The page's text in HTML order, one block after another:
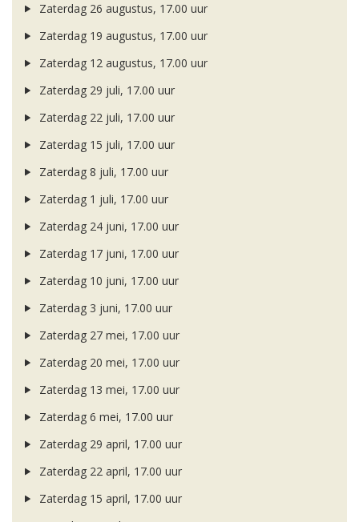
Zaterdag 26 augustus, 17.00 uur
Zaterdag 19 augustus, 17.00 uur
Zaterdag 12 augustus, 17.00 uur
Zaterdag 29 juli, 17.00 uur
Zaterdag 22 juli, 17.00 uur
Zaterdag 15 juli, 17.00 uur
Zaterdag 8 juli, 17.00 uur
Zaterdag 1 juli, 17.00 uur
Zaterdag 24 juni, 17.00 uur
Zaterdag 17 juni, 17.00 uur
Zaterdag 10 juni, 17.00 uur
Zaterdag 3 juni, 17.00 uur
Zaterdag 27 mei, 17.00 uur
Zaterdag 20 mei, 17.00 uur
Zaterdag 13 mei, 17.00 uur
Zaterdag 6 mei, 17.00 uur
Zaterdag 29 april, 17.00 uur
Zaterdag 22 april, 17.00 uur
Zaterdag 15 april, 17.00 uur